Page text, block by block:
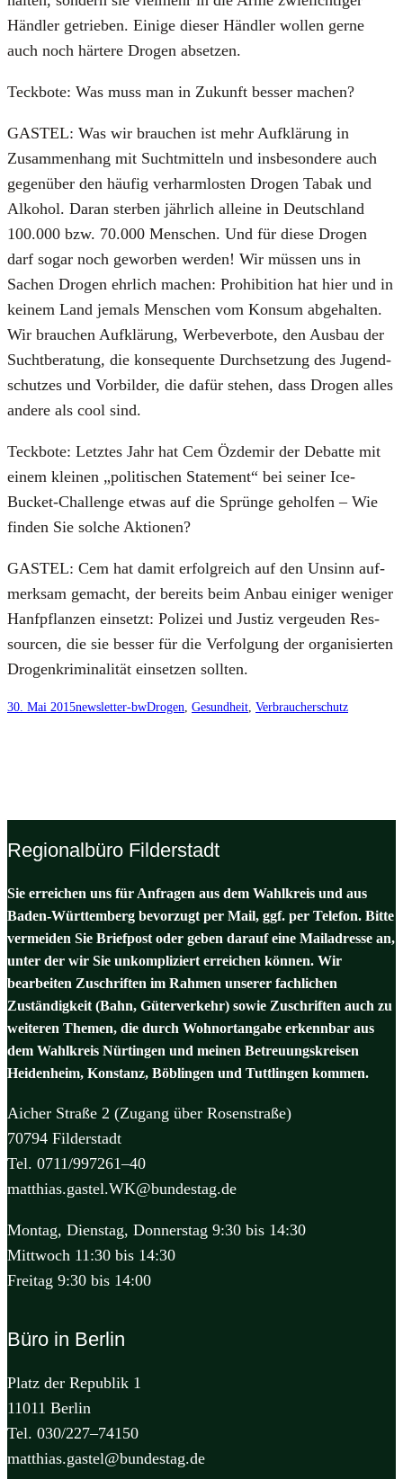
Händ­ler getrie­ben. Eini­ge die­ser Händ­ler wol­len ger­ne
auch noch här­te­re Dro­gen abset­zen.
Teck­bo­te: Was muss man in Zukunft bes­ser machen?
GASTEL: Was wir brau­chen ist mehr Auf­klä­rung in
Zusam­men­hang mit Sucht­mit­teln und ins­be­son­de­re auch
gegen­über den häu­fig ver­harm­los­ten Dro­gen Tabak und
Alko­hol. Dar­an ster­ben jähr­lich allei­ne in Deutsch­land
100.000 bzw. 70.000 Men­schen. Und für die­se Dro­gen
darf sogar noch gewor­ben wer­den! Wir müs­sen uns in
Sachen Dro­gen ehr­lich machen: Pro­hi­bi­ti­on hat hier und in
kei­nem Land jemals Men­schen vom Kon­sum abge­hal­ten.
Wir brau­chen Auf­klä­rung, Wer­be­ver­bo­te, den Aus­bau der
Sucht­be­ra­tung, die kon­se­quen­te Durch­set­zung des Jugend­
schut­zes und Vor­bil­der, die dafür ste­hen, dass Dro­gen alles
ande­re als cool sind.
Teck­bo­te: Letz­tes Jahr hat Cem Özd­emir der Debat­te mit
einem klei­nen „poli­ti­schen State­ment“ bei sei­ner Ice-
Bucket-Chall­enge etwas auf die Sprün­ge gehol­fen – Wie
fin­den Sie sol­che Aktio­nen?
GASTEL: Cem hat damit erfolg­reich auf den Unsinn auf­
merk­sam gemacht, der bereits beim Anbau eini­ger weni­ger
Hanf­pflan­zen ein­setzt: Poli­zei und Jus­tiz ver­geu­den Res­
sour­cen, die sie bes­ser für die Ver­fol­gung der orga­ni­sier­ten
Dro­gen­kri­mi­na­li­tät ein­set­zen soll­ten.
30. Mai 2015newsletter-bwDrogen Gesundheit Verbraucherschutz
Regionalbüro Filderstadt
Sie erreichen uns für Anfragen aus dem Wahlkreis und aus
Baden-Württemberg bevorzugt per Mail, ggf. per Telefon. Bitte
vermeiden Sie Briefpost oder geben darauf eine Mailadresse an,
unter der wir Sie unkompliziert erreichen können. Wir
bearbeiten Zuschriften im Rahmen unserer fachlichen
Zuständigkeit (Bahn, Güterverkehr) sowie Zuschriften auch zu
weiteren Themen, die durch Wohnortangabe erkennbar aus
dem Wahlkreis Nürtingen und meinen Betreuungskreisen
Heidenheim, Konstanz, Böblingen und Tuttlingen kommen.
Aicher Straße 2 (Zugang über Rosenstraße)
70794 Filderstadt
Tel. 0711/997261–40
matthias.gastel.WK@bundestag.de
Montag, Dienstag, Donnerstag 9:30 bis 14:30
Mittwoch 11:30 bis 14:30
Freitag 9:30 bis 14:00
Büro in Berlin
Platz der Republik 1
11011 Berlin
Tel. 030/227–74150
matthias.gastel@bundestag.de